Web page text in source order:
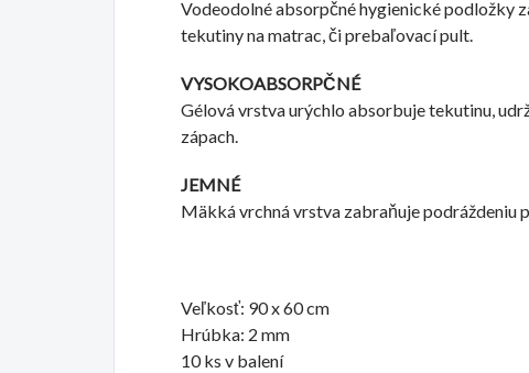
Vodeodolné absorpčné hygienické podložky
tekutiny na matrac, či prebaľovací pult.
VYSOKOABSORPČNÉ
Gélová vrstva urýchlo absorbuje tekutinu,
zápach.
JEMNÉ
Mäkká vrchná vrstva zabraňuje podráždeniu
Veľkosť: 90 x 60 cm
Hrúbka: 2 mm
10 ks v balení